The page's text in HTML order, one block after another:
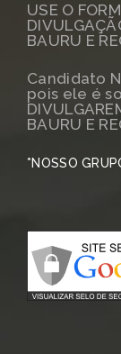
USE O
BAURU E
Candidato
pois ele é
BAURU E
*NOSSO